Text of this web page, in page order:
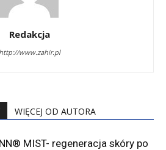
Redakcja
http://www.zahir.pl
WIĘCEJ OD AUTORA
MIST- regeneracja skóry po